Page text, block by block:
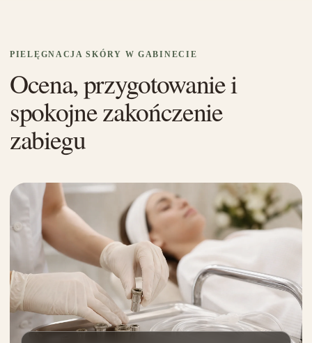
PIELĘGNACJA SKÓRY W GABINECIE
Ocena, przygotowanie i
spokojne zakończenie
zabiegu